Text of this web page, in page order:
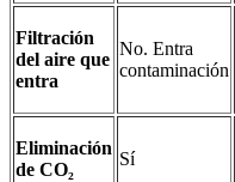
Filtración
del aire que
entra
No. Entra
contaminación
Eliminación
de CO₂
Sí